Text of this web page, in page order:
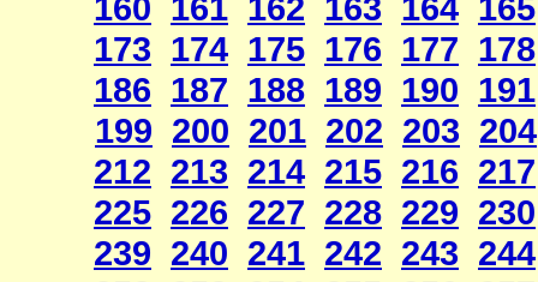
173 174 175 176 177 178
186 187 188 189 190 191
199 200 201 202 203 204
212 213 214 215 216 217
225 226 227 228 229 230
239 240 241 242 243 244